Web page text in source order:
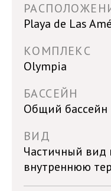
Playa de Las
КОМПЛЕКС
Olympia
БАССЕЙН
Общий бассейн
ВИД
Частичный вид
внутреннюю